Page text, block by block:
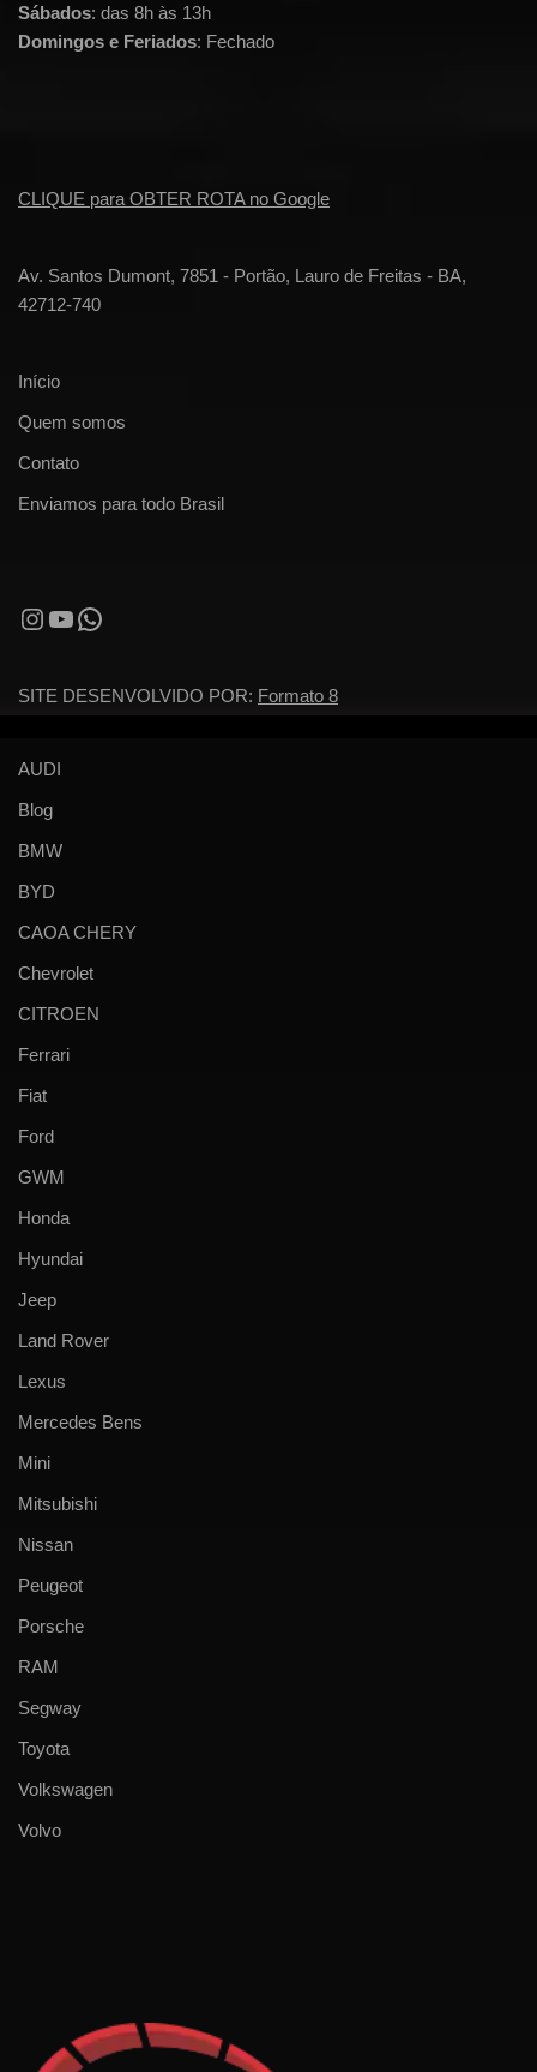
Sábados: das 8h às 13h
Domingos e Feriados: Fechado
CLIQUE para OBTER ROTA no Google
Av. Santos Dumont, 7851 - Portão, Lauro de Freitas - BA,
42712-740
Início
Quem somos
Contato
Enviamos para todo Brasil
SITE DESENVOLVIDO POR: Formato 8
AUDI
Blog
BMW
BYD
CAOA CHERY
Chevrolet
CITROEN
Ferrari
Fiat
Ford
GWM
Honda
Hyundai
Jeep
Land Rover
Lexus
Mercedes Bens
Mini
Mitsubishi
Nissan
Peugeot
Porsche
RAM
Segway
Toyota
Volkswagen
Volvo